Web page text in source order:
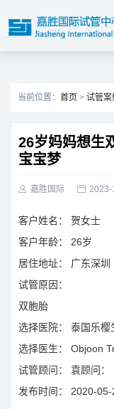
当前位置： 首页 > 试管案
26岁妈妈想生
宝宝梦
 嘉胜国际  2023-
客户姓名：
贺女士
客户年龄：
26岁
居住地址：
广东深圳
试管原因：
双胞胎
选择医院：
泰国乐樱
选择医生：
Objoon
试管顾问：
袁顾问：
发布时间：
2020-05-